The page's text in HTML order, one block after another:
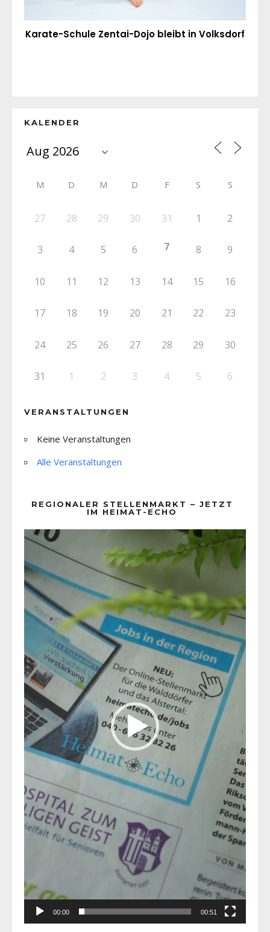
Karate-Schule Zentai-Dojo bleibt in Volksdorf
KALENDER
M D M D F S S
27 28 29 30 31 1 2
3 4 5 6 7 8 9
10 11 12 13 14 15 16
17 18 19 20 21 22 23
24 25 26 27 28 29 30
31 1 2 3 4 5 6
VERANSTALTUNGEN
Keine Veranstaltungen
Alle Veranstaltungen
REGIONALER STELLENMARKT – JETZT
IM HEIMAT-ECHO
Player
00:00 00:51